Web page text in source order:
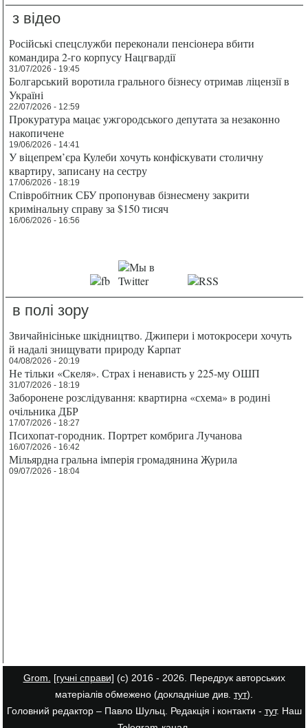
з відео
Російські спецслужби переконали пенсіонера вбити
командира 2-го корпусу Нацгвардії
31/07/2026 - 19:45
Болгарський воротила грального бізнесу отримав ліцензії в
Україні
22/07/2026 - 12:59
Прокуратура мацає ужгородського депутата за незаконно
накопичене
19/06/2026 - 14:41
У віцепрем’єра Кулеби хочуть конфіскувати столичну
квартиру, записану на сестру
17/06/2026 - 18:19
Співробітник СБУ пропонував бізнесмену закрити
кримінальну справу за $150 тисяч
16/06/2026 - 16:56
в полі зору
Звичайнісіньке шкідництво. Джипери і мотокросери хочуть
й надалі знищувати природу Карпат
04/08/2026 - 20:19
Не тільки «Скеля». Страх і ненависть у 225-му ОШП
31/07/2026 - 18:19
Заборонене розслідування: квартирна «схема» в родині
очільника ДБР
17/07/2026 - 18:27
Психопат-городник. Портрет комбрига Лучанова
16/07/2026 - 16:42
Мільярдна гральна імперія громадянина Журила
09/07/2026 - 18:04
Grom. [гучні справи] (с) 2016 - 2026. Передрук авторських
матеріалів обмежено (докладніше див. тут).
Головний редактор – Павло Шульц. Редакція і контакти - тут. Наш